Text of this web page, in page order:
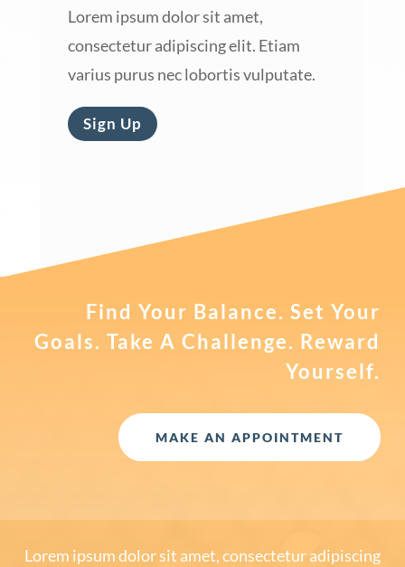
Lorem ipsum dolor sit amet,
consectetur adipiscing elit. Etiam
varius purus nec lobortis vulputate.
Sign Up
Find Your Balance. Set Your
Goals. Take A Challenge. Reward
Yourself.
MAKE AN APPOINTMENT
Lorem ipsum dolor sit amet, consectetur adipiscing